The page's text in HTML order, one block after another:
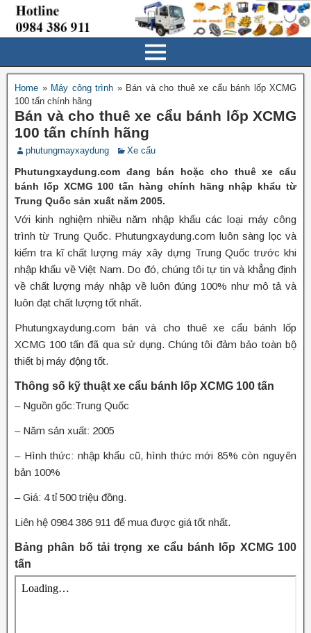
Home » Máy công trình » Bán và cho thuê xe cẩu bánh lốp XCMG
100 tấn chính hãng
Bán và cho thuê xe cẩu bánh lốp XCMG
100 tấn chính hãng
phutungmayxaydung Xe cẩu
Phutungxaydung.com đang bán hoặc cho thuê xe cẩu
bánh lốp XCMG 100 tấn hàng chính hãng nhập khẩu từ
Trung Quốc sản xuất năm 2005.
Với kinh nghiệm nhiều năm nhập khẩu các loại máy công
trình từ Trung Quốc. Phutungxaydung.com luôn sàng lọc và
kiểm tra kĩ chất lượng máy xây dựng Trung Quốc trước khi
nhập khẩu về Việt Nam. Do đó, chúng tôi tự tin và khẳng định
về chất lượng máy nhập về luôn đúng 100% như mô tả và
luôn đạt chất lượng tốt nhất.
Phutungxaydung.com bán và cho thuê xe cẩu bánh lốp
XCMG 100 tấn đã qua sử dụng. Chúng tôi đảm bảo toàn bộ
thiết bị máy động tốt.
Thông số kỹ thuật xe cẩu bánh lốp XCMG 100 tấn
– Nguồn gốc:Trung Quốc
– Năm sản xuất: 2005
– Hình thức: nhập khẩu cũ, hình thức mới 85% còn nguyên
bản 100%
– Giá: 4 tỉ 500 triệu đồng.
Liên hệ 0984 386 911 để mua được giá tốt nhất.
Bảng phân bố tải trọng xe cẩu bánh lốp XCMG 100
tấn